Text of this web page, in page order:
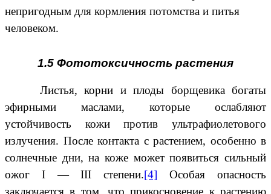
непригодным для кормления потомства и питья
человеком.
1.5 Фототоксичность растения
Листья, корни и плоды борщевика богаты
эфирными маслами, которые ослабляют
устойчивость кожи против ультрафиолетового
излучения. После контакта с растением, особенно в
солнечные дни, на коже может появиться сильный
ожог I — III степени.[4] Особая опасность